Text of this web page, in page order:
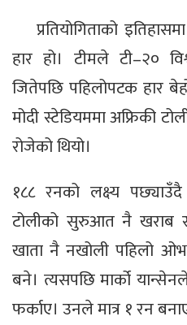
प्रतियोगिताको
हार हो। टीमले टी–२०
जितेपछि पहिलोपटक हार
मोदी स्टेडियममा अफ्रिकी
रोजेको थियो।
१८८ रनको लक्ष्य पछ्याउँदै
टोलीको सुरुआत नै खराब
खाता नै नखोली पहिलो
बने। त्यसपछि मार्को
फर्काए। उनले मात्र १ रन